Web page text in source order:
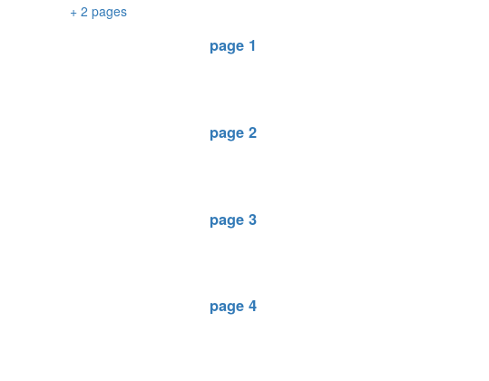
+ 2 pages
page 1
page 2
page 3
page 4